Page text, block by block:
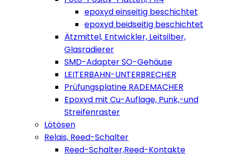
epoxyd einseitig beschichtet
epoxyd beidseitig beschichtet
Ätzmittel, Entwickler, Leitsilber,
Glasradierer
SMD-Adapter SO-Gehäuse
LEITERBAHN-UNTERBRECHER
Prüfungsplatine RADEMACHER
Epoxyd mit Cu-Auflage, Punk,-und
Streifenraster
Lötösen
Relais, Reed-Schalter
Reed-Schalter,Reed-Kontakte